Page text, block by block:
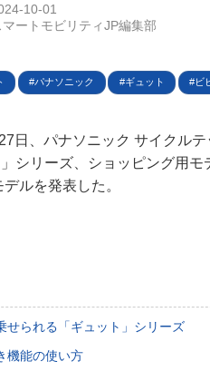
運営会社
利用規約
ライター名簿
10-01
マートモビリティJP編集部
パナソニック ギュット ビ
日、パナソニック サイクル
」シリーズ、ショッピング用
ルを発表した。
せられる「ギュット」シリーズ
機能の使い方